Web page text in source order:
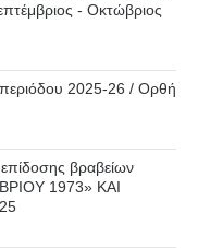
- Οκτώβριος
2025-26 / Ορθή
βραβείων
1973» ΚΑΙ